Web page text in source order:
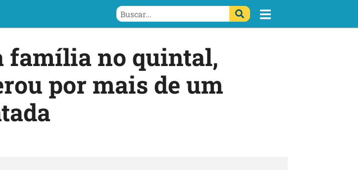
família no quintal,
por mais de um